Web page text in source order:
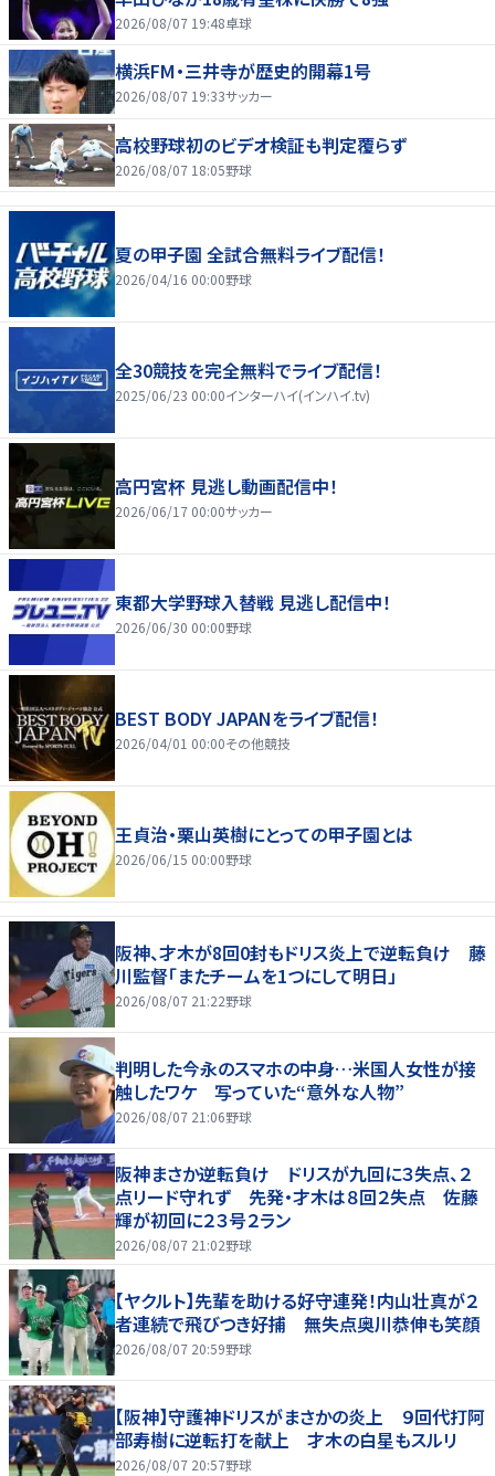
2026/08/07 19:48卓球
横浜FM・三井寺が歴史的開幕1号
2026/08/07 19:33サッカー
高校野球初のビデオ検証も判定覆らず
2026/08/07 18:05野球
夏の甲子園 全試合無料ライブ配信！
2026/04/16 00:00野球
全30競技を完全無料でライブ配信！
2025/06/23 00:00インターハイ(インハイ.tv)
高円宮杯 見逃し動画配信中！
2026/06/17 00:00サッカー
東都大学野球入替戦 見逃し配信中！
2026/06/30 00:00野球
BEST BODY JAPANをライブ配信！
2026/04/01 00:00その他競技
王貞治・栗山英樹にとっての甲子園とは
2026/06/15 00:00野球
阪神、才木が8回0封もドリス炎上で逆転負け 藤
川監督「またチームを1つにして明日」
2026/08/07 21:22野球
判明した今永のスマホの中身…米国人女性が接
触したワケ 写っていた“意外な人物”
2026/08/07 21:06野球
阪神まさか逆転負け ドリスが九回に３失点、２
点リード守れず 先発・才木は８回２失点 佐藤
輝が初回に２３号２ラン
2026/08/07 21:02野球
【ヤクルト】先輩を助ける好守連発！内山壮真が２
者連続で飛びつき好捕 無失点奥川恭伸も笑顔
2026/08/07 20:59野球
【阪神】守護神ドリスがまさかの炎上 ９回代打阿
部寿樹に逆転打を献上 才木の白星もスルリ
2026/08/07 20:57野球